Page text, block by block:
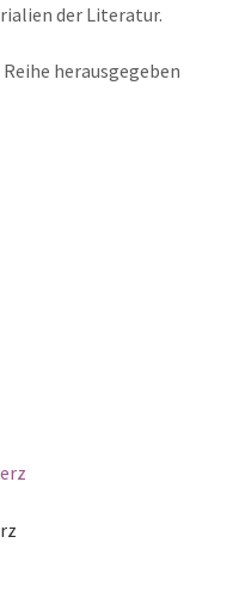
der Literatur.
herausgegeben